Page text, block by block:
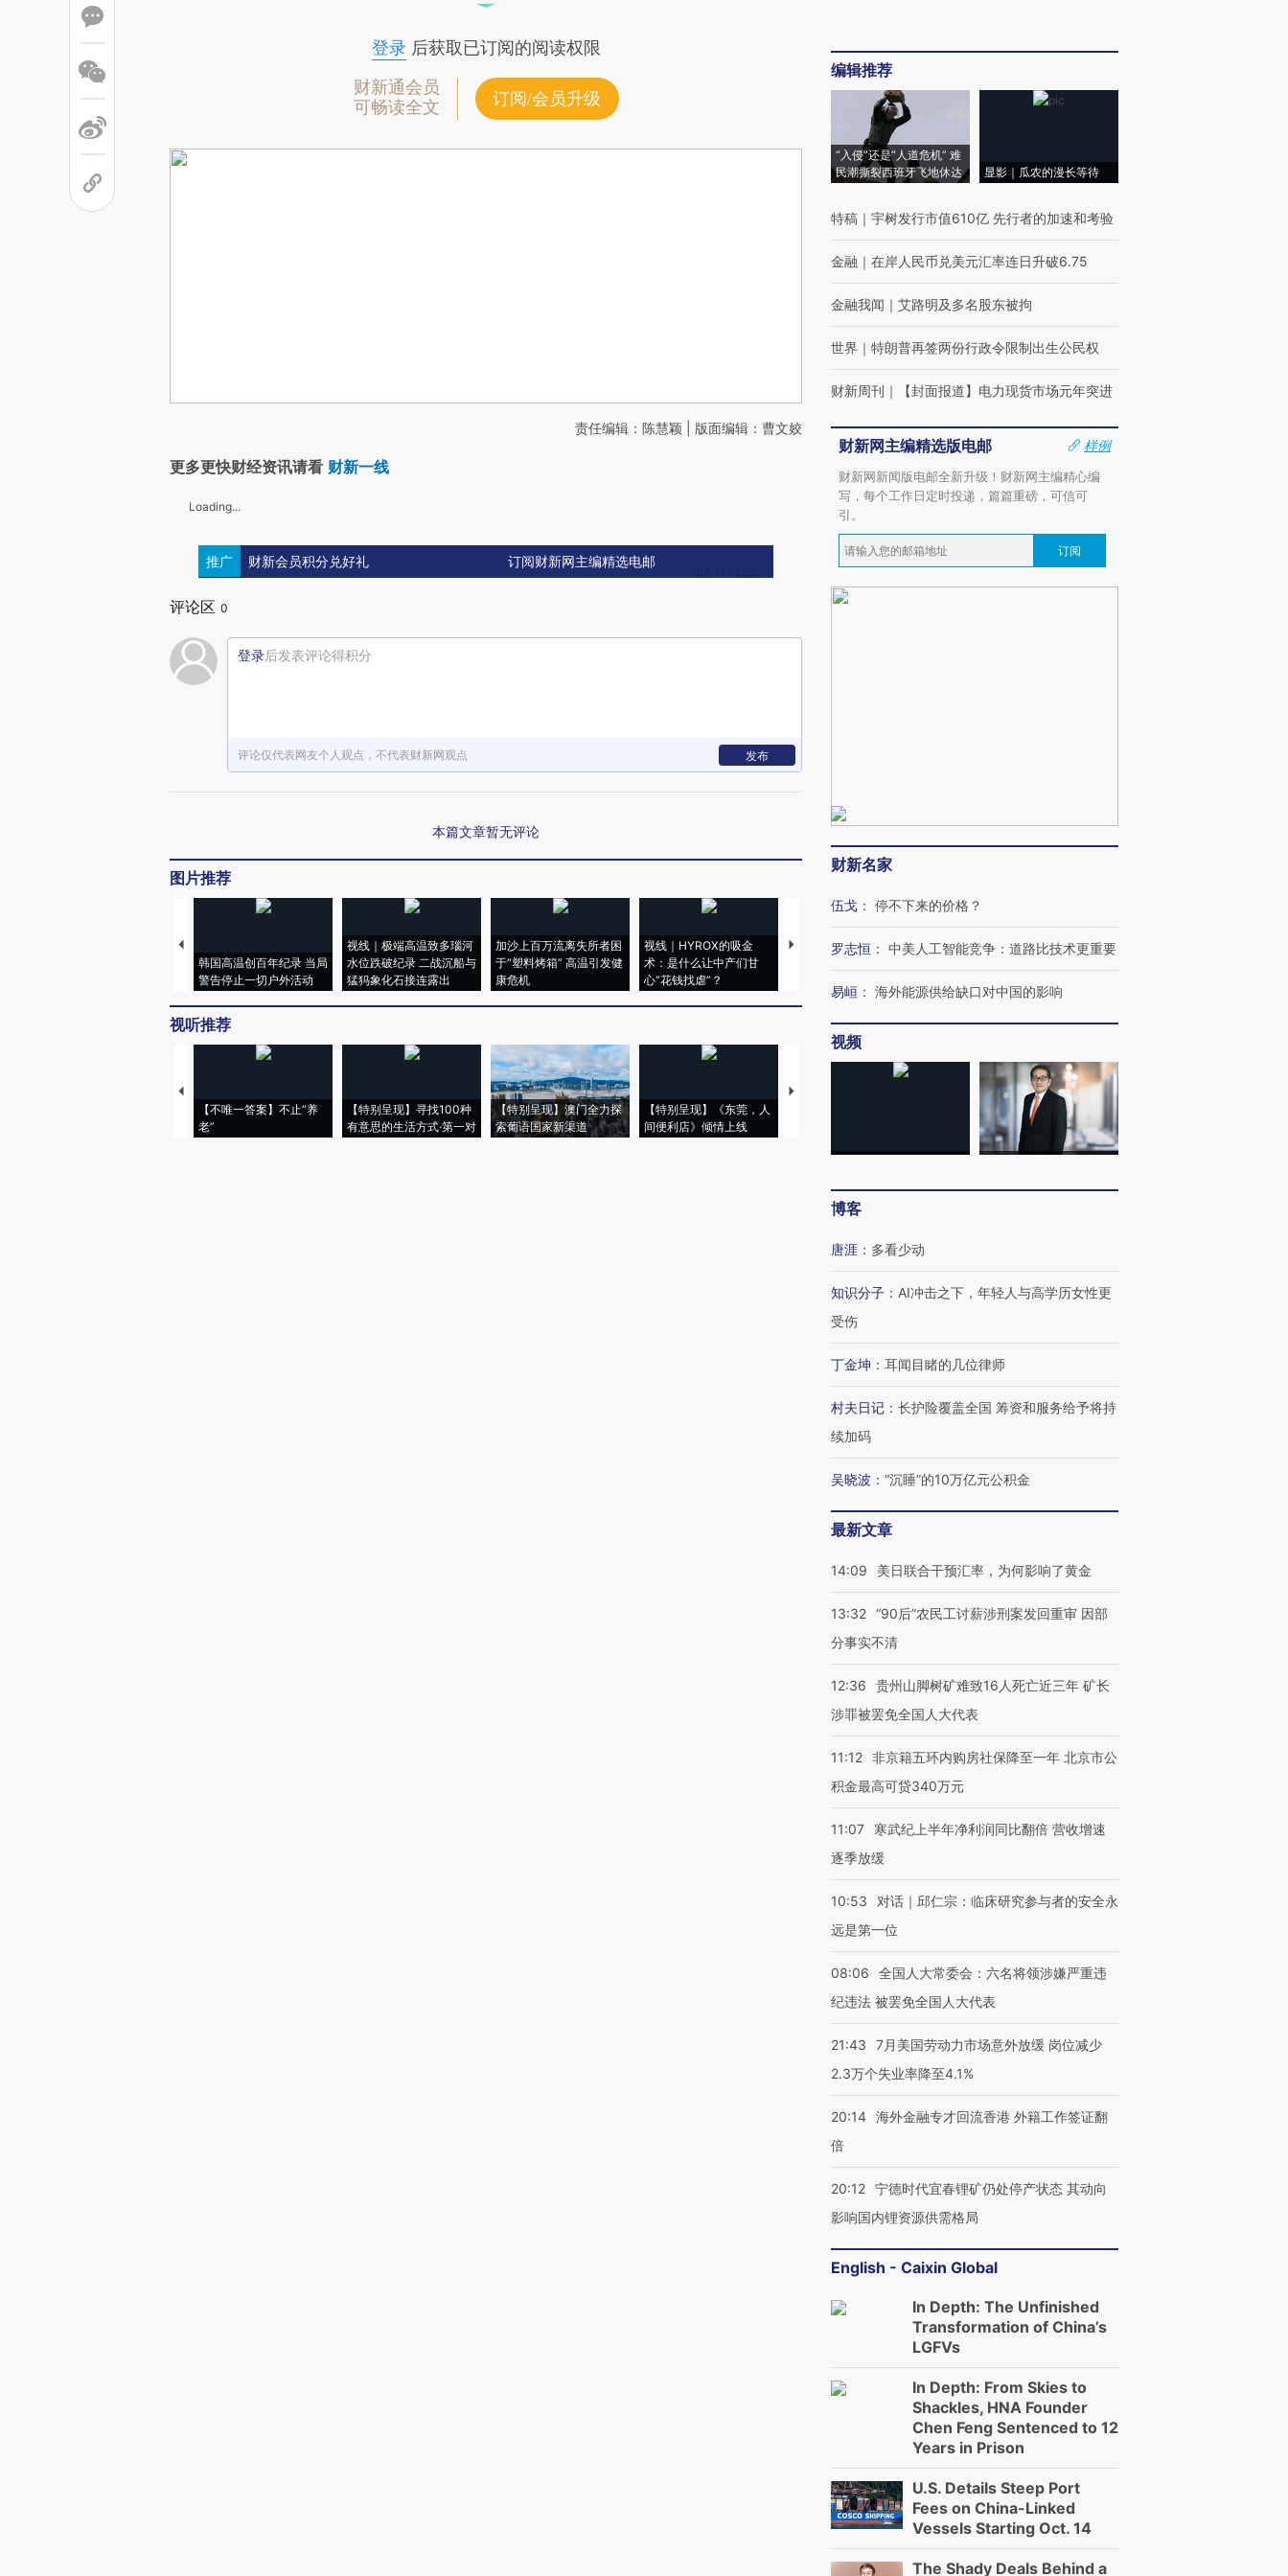
登录后获取已订阅的阅读权限
财新通会员
可畅读全文
订阅/会员升级
责任编辑：陈慧颖 | 版面编辑：曹文姣
更多更快财经资讯请看 财新一线
Loading...
推广 财新会员积分兑好礼 订阅财新网主编精选电邮
评论区 0
登录后发表评论得积分
评论仅代表网友个人观点，不代表财新网观点 发布
本篇文章暂无评论
图片推荐
韩国高温创百年纪录 当局
警告停止一切户外活动
视线｜极端高温致多瑙河
水位跌破纪录 二战沉船与
猛犸象化石接连露出
加沙上百万流离失所者困
于“塑料烤箱” 高温引发健
康危机
视线｜HYROX的吸金
术：是什么让中产们甘
心“花钱找虐”？
马航飞行员跨国走私7万
视线｜被称为“蟑螂”的印
视线｜“入侵”还是“人道危
视听推荐
【不唯一答案】不止“养
老”
【特别呈现】寻找100种
有意思的生活方式·第一对
【特别呈现】澳门全力探
索葡语国家新渠道
【特别呈现】《东莞，人
间便利店》倾情上线
【推广】走进第四届链博
【特别呈现】寻找100种
有意思的生活方式·第三对
【商旅对话】华住集团
住三大增长引擎是什么？
编辑推荐
“入侵”还是“人道危机” 难
民潮撕裂西班牙飞地休达
显影｜瓜农的漫长等待
特稿 ｜ 宇树发行市值610亿 先行者的加速和考验
金融 ｜ 在岸人民币兑美元汇率连日升破6.75
金融我闻 ｜ 艾路明及多名股东被拘
世界 ｜ 特朗普再签两份行政令限制出生公民权
财新周刊 ｜ 【封面报道】电力现货市场元年突进
财新网主编精选版电邮
样例
财新网新闻版电邮全新升级！财新网主编精心编
写，每个工作日定时投递，篇篇重磅，可信可
引。
订阅
财新名家
伍戈 ： 停不下来的价格？
罗志恒 ： 中美人工智能竞争：道路比技术更重要
易峘 ： 海外能源供给缺口对中国的影响
视频
博客
唐涯 ： 多看少动
知识分子 ： AI冲击之下，年轻人与高学历女性更
受伤
丁金坤 ： 耳闻目睹的几位律师
村夫日记 ： 长护险覆盖全国 筹资和服务给予将持
续加码
吴晓波 ： “沉睡”的10万亿元公积金
最新文章
14:09 美日联合干预汇率，为何影响了黄金
13:32 “90后”农民工讨薪涉刑案发回重审 因部
分事实不清
12:36
贵州山脚树矿难致16人死亡近三年 矿长
涉罪被罢免全国人大代表
11:12 非京籍五环内购房社保降至一年 北京市公
积金最高可贷340万元
11:07
寒武纪上半年净利润同比翻倍 营收增速
逐季放缓
10:53
对话｜邱仁宗：临床研究参与者的安全永
远是第一位
08:06
全国人大常委会：六名将领涉嫌严重违
纪违法 被罢免全国人大代表
21:43
7月美国劳动力市场意外放缓 岗位减少
2.3万个失业率降至4.1%
20:14 海外金融专才回流香港 外籍工作签证翻
倍
20:12 宁德时代宜春锂矿仍处停产状态 其动向
影响国内锂资源供需格局
English - Caixin Global
In Depth: The Unfinished
Transformation of China’s
LGFVs
In Depth: From Skies to
Shackles, HNA Founder
Chen Feng Sentenced to 12
Years in Prison
U.S. Details Steep Port
Fees on China-Linked
Vessels Starting Oct. 14
The Shady Deals Behind a